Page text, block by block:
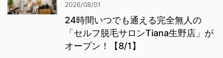
2026/08/01
24時間いつでも通える完全無人の
「セルフ脱毛サロンTiana生野店」が
オープン！【8/1】